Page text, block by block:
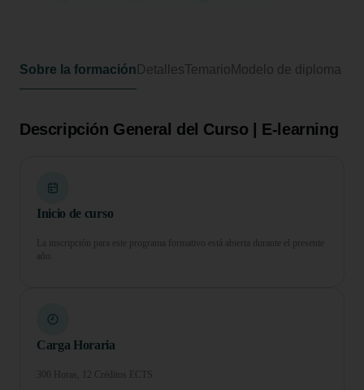
Sobre la formación DetallesTemario Modelo de diploma
Descripción General del Curso | E-learning
Inicio de curso
La inscripción para este programa formativo está abierta durante el presente
año.
Carga Horaria
300 Horas, 12 Créditos ECTS